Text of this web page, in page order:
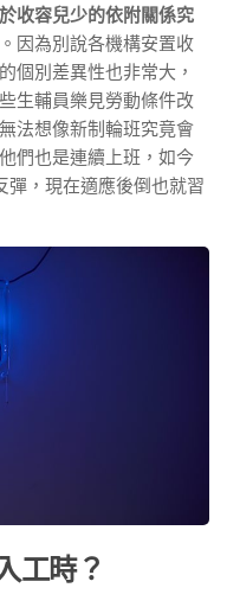
收容兒少的依附關係究
。因為別說各機構安置收
個別差異性也非常大，
生輔員樂見勞動條件改
法想像新制輪班究竟會
們也是連續上班，如今
彈，現在適應後倒也就習
工時？